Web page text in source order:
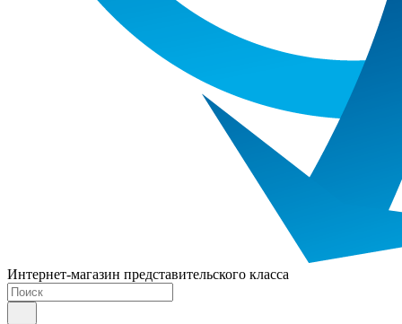
Интернет-магазин представительского класса